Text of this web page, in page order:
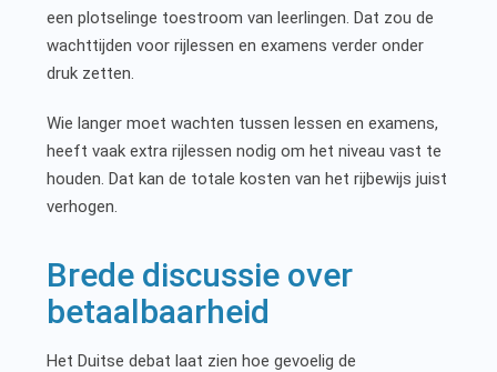
een plotselinge toestroom van leerlingen. Dat zou de
wachttijden voor rijlessen en examens verder onder
druk zetten.
Wie langer moet wachten tussen lessen en examens,
heeft vaak extra rijlessen nodig om het niveau vast te
houden. Dat kan de totale kosten van het rijbewijs juist
verhogen.
Brede discussie over
betaalbaarheid
Het Duitse debat laat zien hoe gevoelig de